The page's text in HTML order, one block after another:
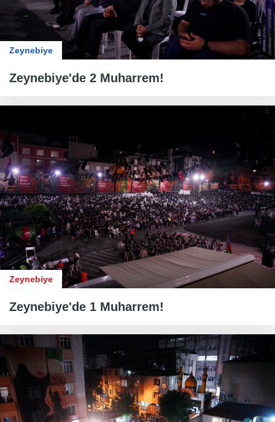
Zeynebiye
Zeynebiye'de 2 Muharrem!
Zeynebiye
Zeynebiye'de 1 Muharrem!